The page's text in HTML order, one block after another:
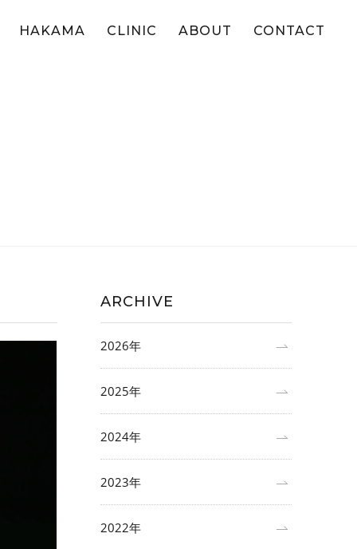
HAKAMA CLINIC ABOUT CONTACT
ARCHIVE
2026年
2025年
2024年
2023年
2022年